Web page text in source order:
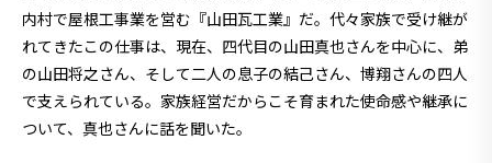
内村で屋根工事業を営む『山田瓦工業』だ。代々家族で受け継が
れてきたこの仕事は、現在、四代目の山田真也さんを中心に、弟
の山田将之さん、そして二人の息子の結己さん、博翔さんの四人
で支えられている。家族経営だからこそ育まれた使命感や継承に
ついて、真也さんに話を聞いた。